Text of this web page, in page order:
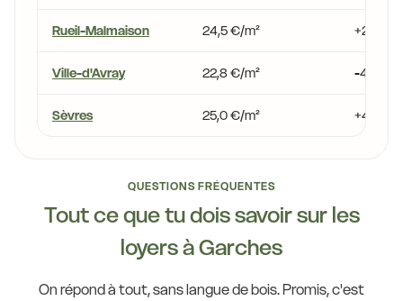
Rueil-Malmaison 24,5 €/m² +2,9 %
Ville-d'Avray 22,8 €/m² -4,5 %
Sèvres 25,0 €/m² +4,9 %
QUESTIONS FRÉQUENTES
Tout ce que tu dois savoir sur les
loyers à Garches
On répond à tout, sans langue de bois. Promis, c'est